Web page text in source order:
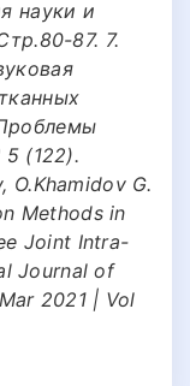
науки и
87. 7.
(122).
O.Khamidov G.
Methods in
Joint Intra-
Journal of
2021 | Vol